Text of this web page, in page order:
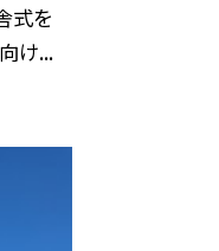
式を
け...